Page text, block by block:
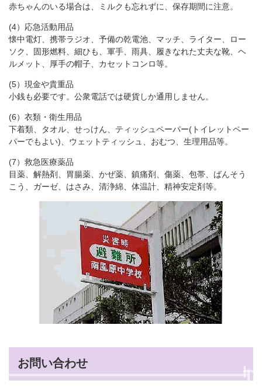
赤ちゃんのいる場合は、ミルクも忘れずに、保存期間に注意。
(4）応急活動用品
懐中電灯、携帯ラジオ、予備の乾電池、マッチ、ライター、ロー
ソク、固形燃料、細ひも、軍手、雨具、履きなれた丈夫な靴、ヘ
ルメット、厚手の帽子、カセットコンロ等。
(5）現金や貴重品
小銭も必要です。公衆電話では硬貨しか通用しません。
(6）衣類・衛生用品
下着類、タオル、せっけん、ティッシュペーパー(トイレットペー
パーでもよい)、ウェットティッシュ、おむつ、生理用品等。
(7）救急医療薬品
目薬、解熱剤、胃腸薬、かぜ薬、鎮痛剤、傷薬、包帯、ばんそう
こう、ガーゼ、はさみ、清浄綿、体温計、精神安定剤等。
お問い合わせ